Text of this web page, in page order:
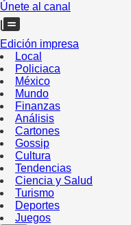
Únete al canal
Edición impresa
Local
Policiaca
México
Mundo
Finanzas
Análisis
Cartones
Gossip
Cultura
Tendencias
Ciencia y Salud
Turismo
Deportes
Juegos